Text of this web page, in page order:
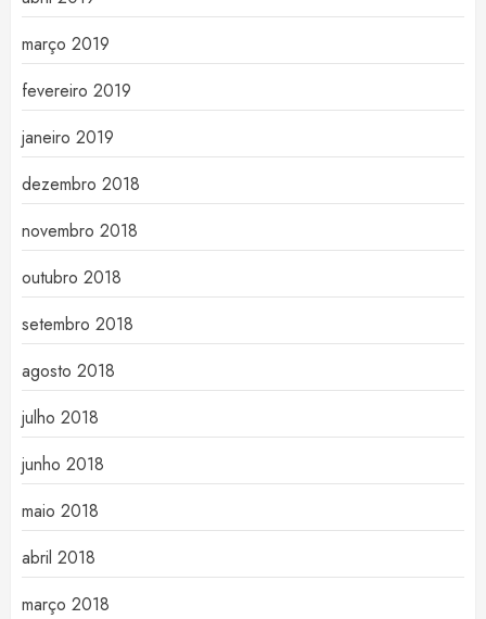
março 2019
fevereiro 2019
janeiro 2019
dezembro 2018
novembro 2018
outubro 2018
setembro 2018
agosto 2018
julho 2018
junho 2018
maio 2018
abril 2018
março 2018